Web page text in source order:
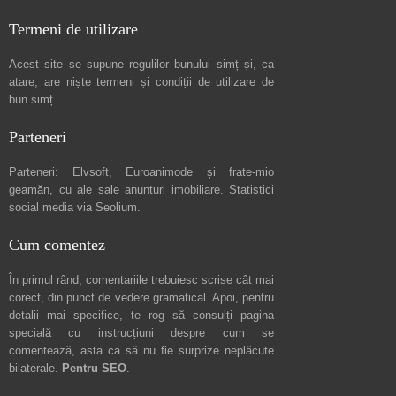
Termeni de utilizare
Acest site se supune regulilor bunului simț și, ca
atare, are niștetermeni și condiții de utilizare de
bun simț.
Parteneri
Parteneri: Elvsoft, Euroanimode și frate-mio
geamăn, cu ale sale anunturi imobiliare. Statistici
social media via Seolium.
Cum comentez
În primul rând, comentariile trebuiesc scrise cât mai
corect, din punct de vedere gramatical. Apoi, pentru
detalii mai specifice, te rog să consulți pagina
specială cu instrucțiuni despre cum se
comentează, asta ca să nu fie surprize neplăcute
bilaterale. Pentru SEO.